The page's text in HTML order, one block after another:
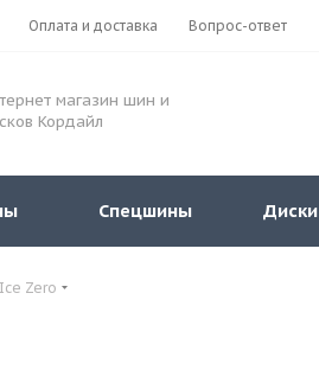
Оплата и доставка Вопрос-ответ
магазин шин и
Кордайл
Спецшины Диски
Ice Zero